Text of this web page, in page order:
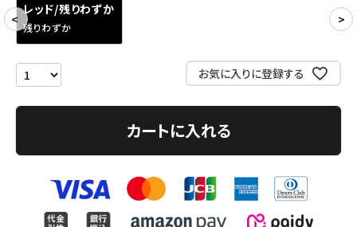
CONTENTS
ACCOUNT MENU
ようこそ ゲスト 様
person
Follow us
レッド/残りわずか
残りわずか
お気に入りに登録する
カートに入れる